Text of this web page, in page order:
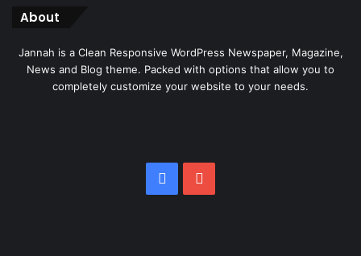
About
Jannah is a Clean Responsive WordPress Newspaper, Magazine,
News and Blog theme. Packed with options that allow you to
completely customize your website to your needs.
Facebook